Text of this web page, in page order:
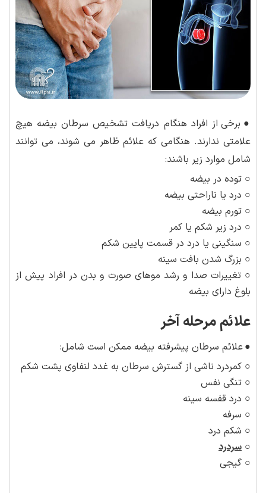
● برخی از افراد هنگام دریافت تشخیص سرطان بیضه هیچ
علامتی ندارند. هنگامی که علائم ظاهر می شوند، می توانند
شامل موارد زیر باشند:
○ توده در بیضه
○ درد یا ناراحتی بیضه
○ تورم بیضه
○ درد زیر شکم یا کمر
○ سنگینی یا درد در قسمت پایین شکم
○ بزرگ شدن بافت سینه
○ تغییرات صدا و رشد موهای صورت و بدن در افراد پیش از
بلوغ دارای بیضه
علائم مرحله آخر
●علائم سرطان پیشرفته بیضه ممکن است شامل:
○ کمردرد ناشی از گسترش سرطان به غدد لنفاوی پشت شکم
○ تنگی نفس
○ درد قفسه سینه
○ سرفه
○ شکم درد
○ سردرد
○ گیجی